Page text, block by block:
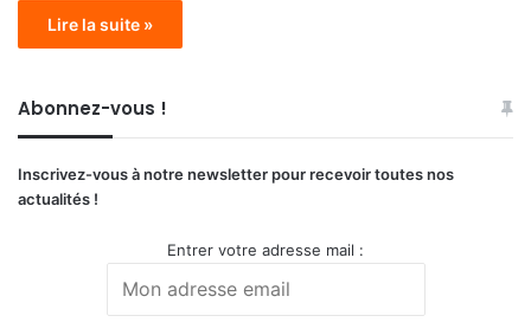
Lire la suite »
Abonnez-vous !
Inscrivez-vous à notre newsletter pour recevoir toutes nos
actualités !
Entrer votre adresse mail :